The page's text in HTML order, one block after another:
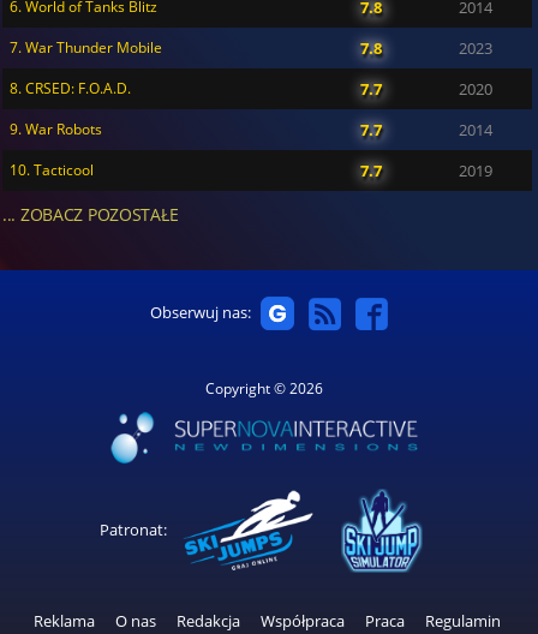
6. World of Tanks Blitz 7.8 2014
7. War Thunder Mobile 7.8 2023
8. CRSED: F.O.A.D. 7.7 2020
9. War Robots 7.7 2014
10. Tacticool 7.7 2019
... ZOBACZ POZOSTAŁE
Obserwuj nas:
Copyright © 2026
Patronat:
Reklama O nas Redakcja Współpraca Praca Regulamin